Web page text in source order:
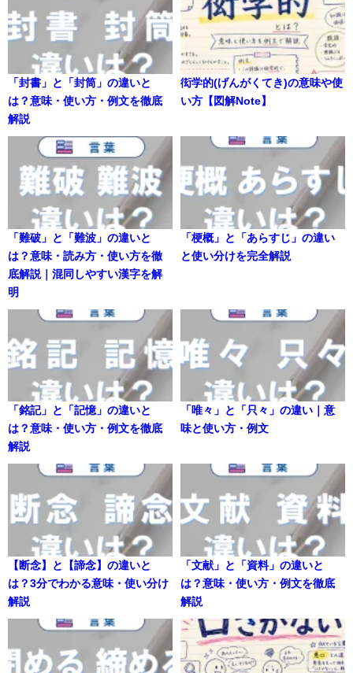
「封書」と「封筒」の違いと
は？意味・使い方・例文を徹底
解説
衒学的(げんがくてき)の意味や使
い方【図解Note】
「難破」と「難波」の違いと
は？意味・読み方・使い方を徹
底解説｜混同しやすい漢字を解
明
「梗概」と「あらすじ」の違い
と使い分けを完全解説
「銘記」と「記憶」の違いと
は？意味・使い方・例文を徹底
解説
「唯々」と「只々」の違い｜意
味と使い方・例文
【断念】と【諦念】の違いと
は？3分でわかる意味・使い分け
解説
「文献」と「資料」の違いと
は？意味・使い方・例文を徹底
解説